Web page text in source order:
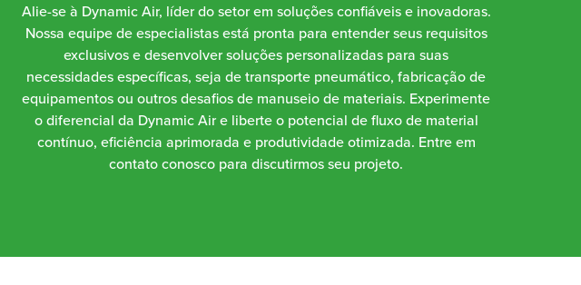
Alie-se à Dynamic Air, líder do setor em soluções confiáveis e inovadoras.
Nossa equipe de especialistas está pronta para entender seus requisitos
exclusivos e desenvolver soluções personalizadas para suas
necessidades específicas, seja de transporte pneumático, fabricação de
equipamentos ou outros desafios de manuseio de materiais. Experimente
o diferencial da Dynamic Air e liberte o potencial de fluxo de material
contínuo, eficiência aprimorada e produtividade otimizada. Entre em
contato conosco para discutirmos seu projeto.